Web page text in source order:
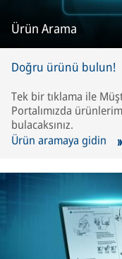
Ürün Arama
Doğru ürünü bulun!
Tek bir tıklama ile
Portalımızda
bulacaksınız.
Ürün aramaya gidin